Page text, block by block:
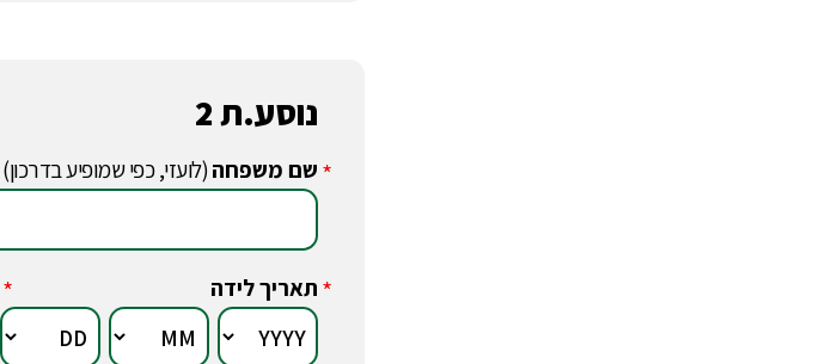
נוסע.ת 2
*שם משפחה(לועזי, כפי שמופיע בדרכון)
*תאריך לידה *